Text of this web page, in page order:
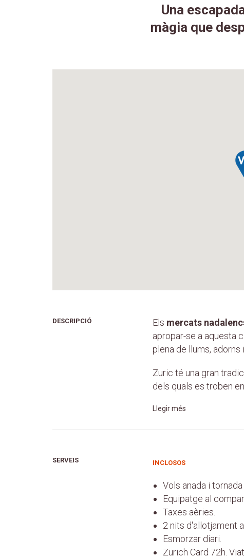
Una
màgia que
DESCRIPCIÓ Els mercats
apropar-se a aquesta
plena de llums, adorns
Zuric té una gran
dels quals es troben
Llegir més
SERVEIS INCLOSOS
Vols anada i tornada
Equipatge al
Taxes aèries.
2 nits d'allotjament
Esmorzar diari.
Zürich Card 72h.